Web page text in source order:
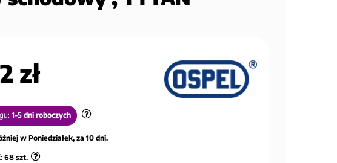
zł
1-5 dni roboczych
w Poniedziałek, za 10 dni.
68 szt.